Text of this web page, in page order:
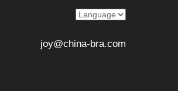
joy@china-bra.com